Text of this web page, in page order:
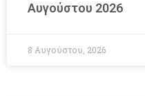
Αυγούστου 2026
8 Αυγούστου, 2026